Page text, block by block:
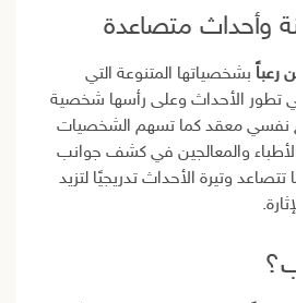
وأحداث متصاعدة
رعباً بشخصياتها المتنوعة التي
تطور الأحداث وعلى رأسها شخصية
نفسي معقد كما تسهم الشخصيات
والأطباء والمعالجين في كشف جوانب
وتيرة الأحداث تدريجيًا لتزيد